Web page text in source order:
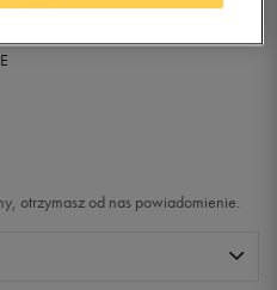
otrzymasz od nas powiadomienie.